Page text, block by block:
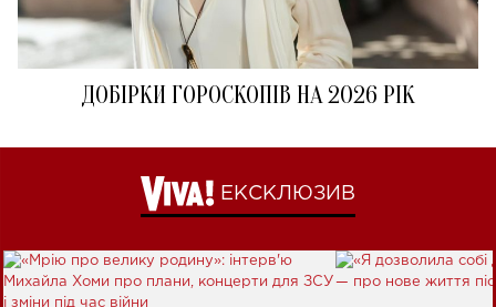
ДОБІРКИ ГОРОСКОПІВ НА 2026 РІК
ЕКСКЛЮЗИВ